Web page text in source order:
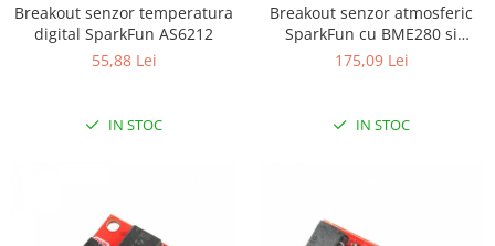
Breakout senzor temperatura
digital SparkFun AS6212
55,88 Lei
IN STOC
Breakout senzor atmosferic
SparkFun cu BME280 si
terminatii
175,09 Lei
IN STOC